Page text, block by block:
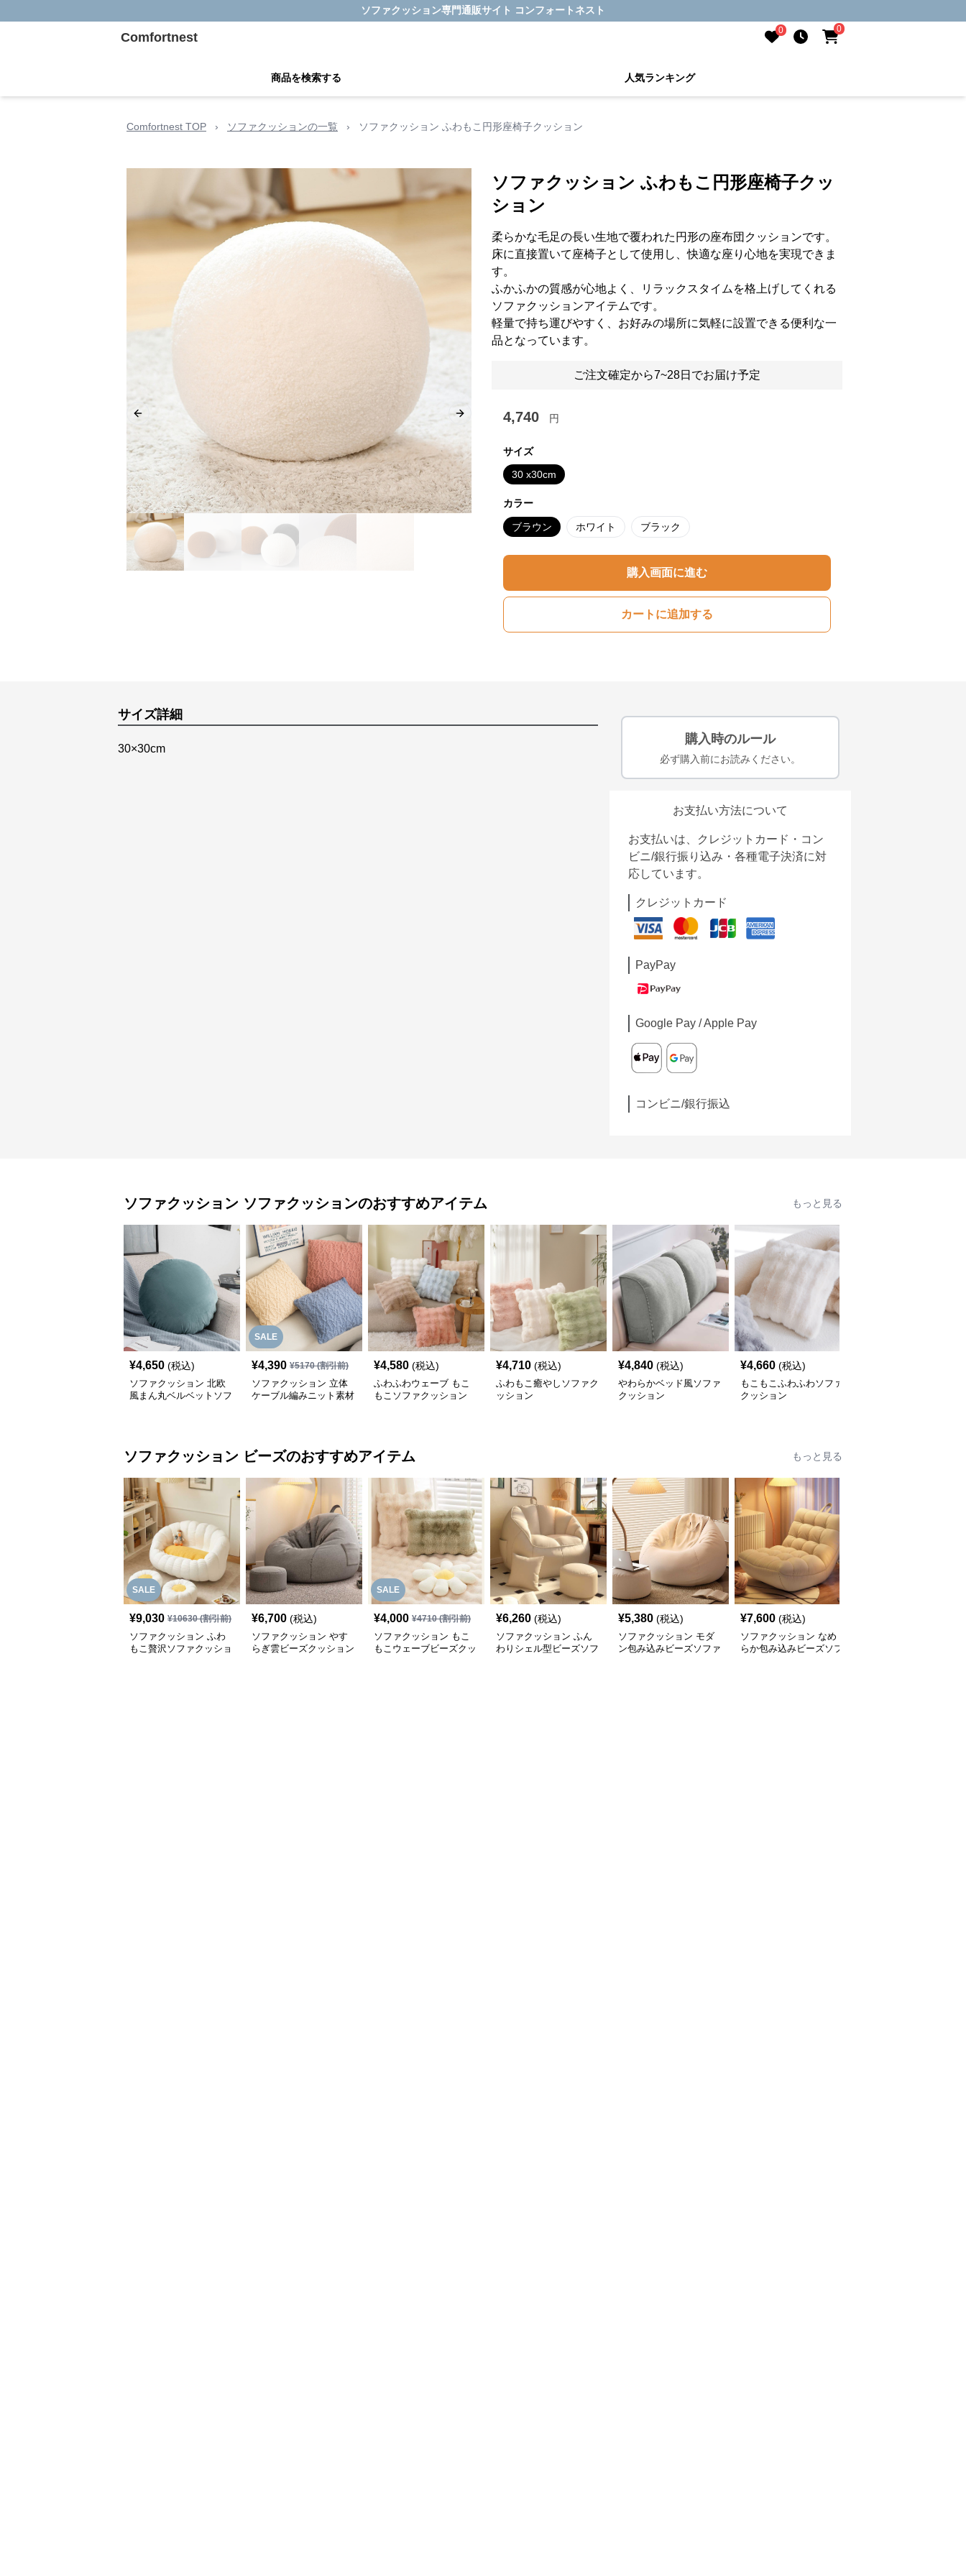
ソファクッション専門通販サイト コンフォートネスト
Comfortnest 0 0
商品を検索する 人気ランキング
Comfortnest TOP › ソファクッションの一覧 › ソファクッション ふわもこ円形座椅子クッション
Previous slide Next slide
ソファクッション ふわもこ円形座椅子クッ
ション
柔らかな毛足の長い生地で覆われた円形の座布団クッションです。
床に直接置いて座椅子として使用し、快適な座り心地を実現できま
す。
ふかふかの質感が心地よく、リラックスタイムを格上げしてくれる
ソファクッションアイテムです。
軽量で持ち運びやすく、お好みの場所に気軽に設置できる便利な一
品となっています。
ご注文確定から7~28日でお届け予定
4,740 円
サイズ
30 x30cm
カラー
ブラウン ホワイト ブラック
購入画面に進む
カートに追加する
サイズ詳細
30×30cm
購入時のルール
必ず購入前にお読みください。
お支払い方法について
お支払いは、クレジットカード・コン
ビニ/銀行振り込み・各種電子決済に対
応しています。
クレジットカード
PayPay
Google Pay / Apple Pay
コンビニ/銀行振込
ソファクッション ソファクッションのおすすめアイテム もっと見る
¥4,650 (税込)
ソファクッション 北欧
風まん丸ベルベットソフ
SALE
¥4,390 ¥5170(割引前)
ソファクッション 立体
ケーブル編みニット素材
¥4,580 (税込)
ふわふわウェーブ もこ
もこソファクッション
¥4,710 (税込)
ふわもこ癒やしソファク
ッション
¥4,840 (税込)
やわらかベッド風ソファ
クッション
¥4,660 (税込)
もこもこふわふわソファ
クッション
ソファクッション ビーズのおすすめアイテム もっと見る
SALE
¥9,030 ¥10630(割引前)
ソファクッション ふわ
もこ贅沢ソファクッショ
¥6,700 (税込)
ソファクッション やす
らぎ雲ビーズクッション
SALE
¥4,000 ¥4710(割引前)
ソファクッション もこ
もこウェーブビーズクッ
¥6,260 (税込)
ソファクッション ふん
わりシェル型ビーズソフ
¥5,380 (税込)
ソファクッション モダ
ン包み込みビーズソファ
¥7,600 (税込)
ソファクッション なめ
らか包み込みビーズソフ